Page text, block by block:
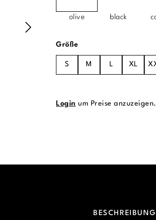
olive black
Größeauswählen
S M L XL
Login um Preise anzuzeigen.
BESCHREIBUNG